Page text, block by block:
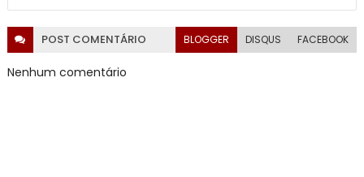
POST COMENTÁRIO BLOGGER DISQUS FACEBOOK
Nenhum comentário